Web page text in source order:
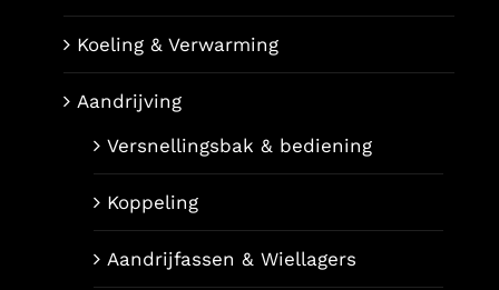
Koeling & Verwarming
Aandrijving
Versnellingsbak & bediening
Koppeling
Aandrijfassen & Wiellagers